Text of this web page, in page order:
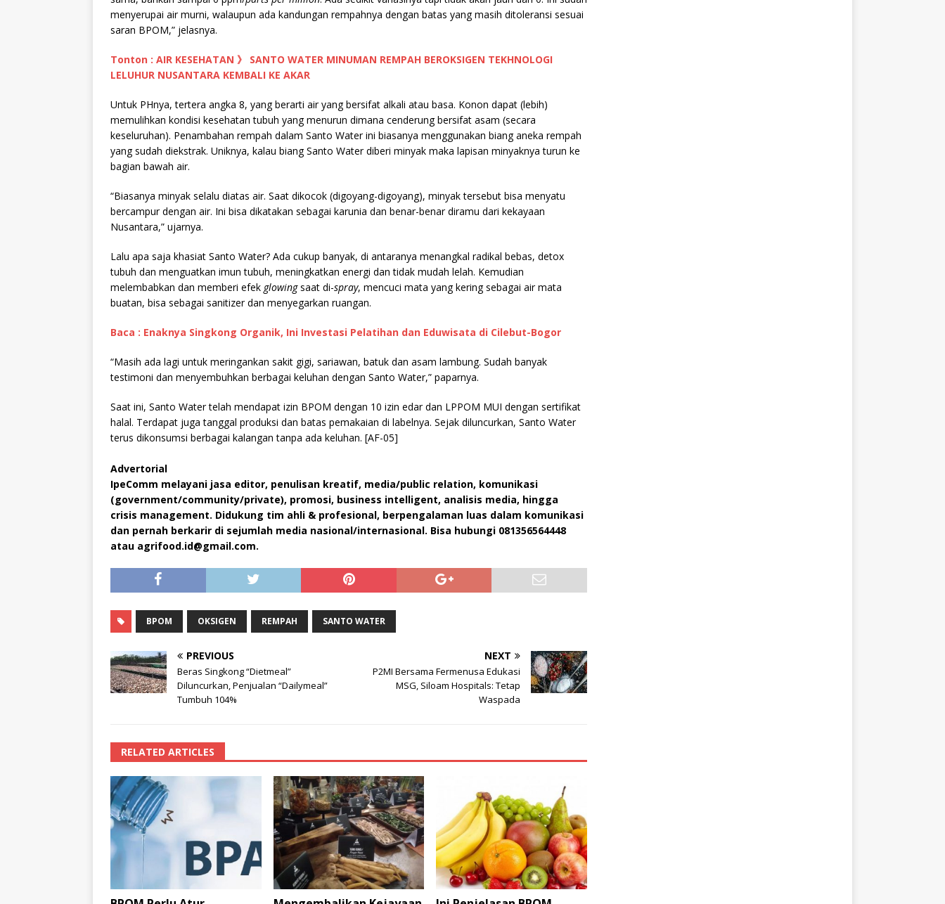
menyerupai air murni, walaupun ada kandungan rempahnya dengan batas yang masih ditoleransi sesuai
saran BPOM,” jelasnya.
Tonton : AIR KESEHATAN 》 SANTO WATER MINUMAN REMPAH BEROKSIGEN TEKHNOLOGI
LELUHUR NUSANTARA KEMBALI KE AKAR
Untuk PHnya, tertera angka 8, yang berarti air yang bersifat alkali atau basa. Konon dapat (lebih)
memulihkan kondisi kesehatan tubuh yang menurun dimana cenderung bersifat asam (secara
keseluruhan). Penambahan rempah dalam Santo Water ini biasanya menggunakan biang aneka rempah
yang sudah diekstrak. Uniknya, kalau biang Santo Water diberi minyak maka lapisan minyaknya turun ke
bagian bawah air.
“Biasanya minyak selalu diatas air. Saat dikocok (digoyang-digoyang), minyak tersebut bisa menyatu
bercampur dengan air. Ini bisa dikatakan sebagai karunia dan benar-benar diramu dari kekayaan
Nusantara,” ujarnya.
Lalu apa saja khasiat Santo Water? Ada cukup banyak, di antaranya menangkal radikal bebas, detox
tubuh dan menguatkan imun tubuh, meningkatkan energi dan tidak mudah lelah. Kemudian
melembabkan dan memberi efek glowingsaat di-spray, mencuci mata yang kering sebagai air mata
buatan, bisa sebagai sanitizer dan menyegarkan ruangan.
Baca : Enaknya Singkong Organik, Ini Investasi Pelatihan dan Eduwisata di Cilebut-Bogor
“Masih ada lagi untuk meringankan sakit gigi, sariawan, batuk dan asam lambung. Sudah banyak
testimoni dan menyembuhkan berbagai keluhan dengan Santo Water,” paparnya.
Saat ini, Santo Water telah mendapat izin BPOM dengan 10 izin edar dan LPPOM MUI dengan sertifikat
halal. Terdapat juga tanggal produksi dan batas pemakaian di labelnya. Sejak diluncurkan, Santo Water
terus dikonsumsi berbagai kalangan tanpa ada keluhan. [AF-05]
Advertorial
IpeComm melayani jasa editor, penulisan kreatif, media/public relation, komunikasi
(government/community/private), promosi, business intelligent, analisis media, hingga
crisis management. Didukung tim ahli & profesional, berpengalaman luas dalam komunikasi
dan pernah berkarir di sejumlah media nasional/internasional. Bisa hubungi 081356564448
atau agrifood.id@gmail.com.
BPOM OKSIGEN REMPAH SANTO WATER
PREVIOUS
Beras Singkong “Dietmeal”
Diluncurkan, Penjualan “Dailymeal”
Tumbuh 104%
NEXT
P2MI Bersama Fermenusa Edukasi
MSG, Siloam Hospitals: Tetap
Waspada
RELATED ARTICLES